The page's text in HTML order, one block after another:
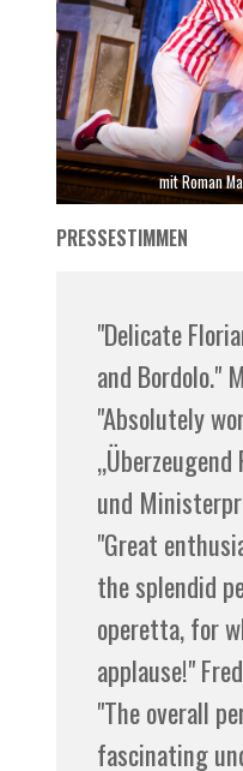
mit Roman
PRESSESTIMMEN
"Delicate
and Bordolo."
"Absolutely
und
"Great
the splendid
operetta, for
applause!"
"The overall
fascinating